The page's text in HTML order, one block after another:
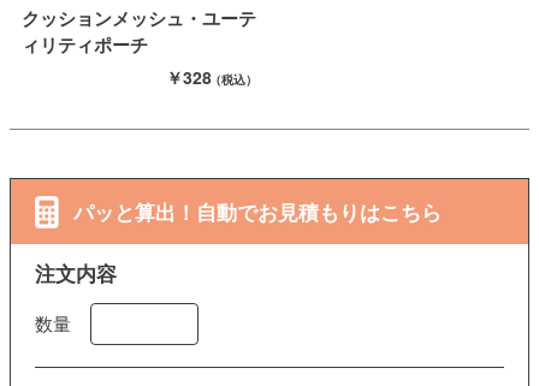
クッションメッシュ・ユーテ
ィリティポーチ
￥328（税込）
パッと算出！自動でお見積もりはこちら
注文内容
数量